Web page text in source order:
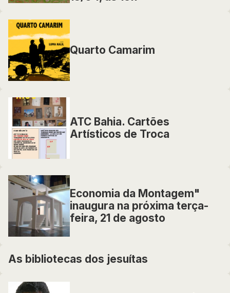
Quarto Camarim
ATC Bahia. Cartões
Artísticos de Troca
Economia da Montagem"
inaugura na próxima terça-
feira, 21 de agosto
As bibliotecas dos jesuítas